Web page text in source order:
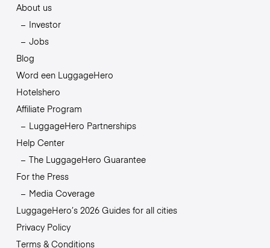
About us
Investor
Jobs
Blog
Word een LuggageHero
Hotelshero
Affiliate Program
LuggageHero Partnerships
Help Center
The LuggageHero Guarantee
For the Press
Media Coverage
LuggageHero’s 2026 Guides for all cities
Privacy Policy
Terms & Conditions